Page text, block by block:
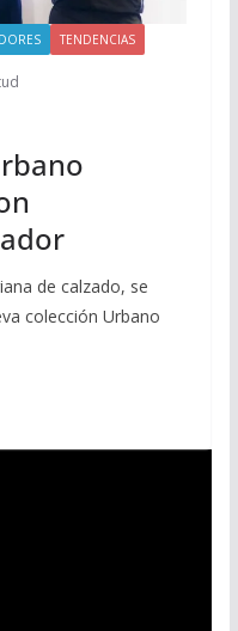
TENDENCIAS
de calzado, se
colección Urbano